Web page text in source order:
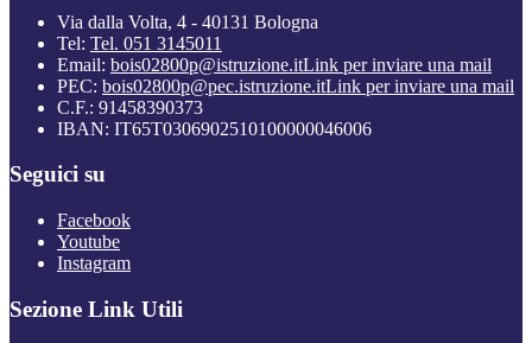
Via dalla Volta, 4 - 40131 Bologna
Tel: Tel. 051 3145011
Email: bois02800p@istruzione.itLink per inviare una mail
PEC: bois02800p@pec.istruzione.itLink per inviare una mail
C.F.: 91458390373
IBAN: IT65T0306902510100000046006
Seguici su
Facebook
Youtube
Instagram
Sezione Link Utili